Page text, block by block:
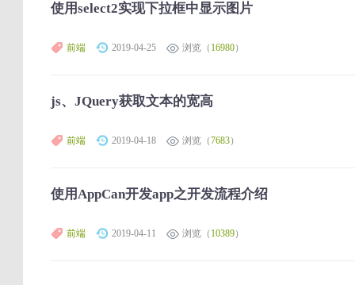
使用select2实现下拉框中显示图片
前端 2019-04-25 浏览（ 16980）
js、JQuery获取文本的宽高
前端 2019-04-18 浏览（7683）
使用AppCan开发app之开发流程介绍
前端 2019-04-11 浏览（ 10389）